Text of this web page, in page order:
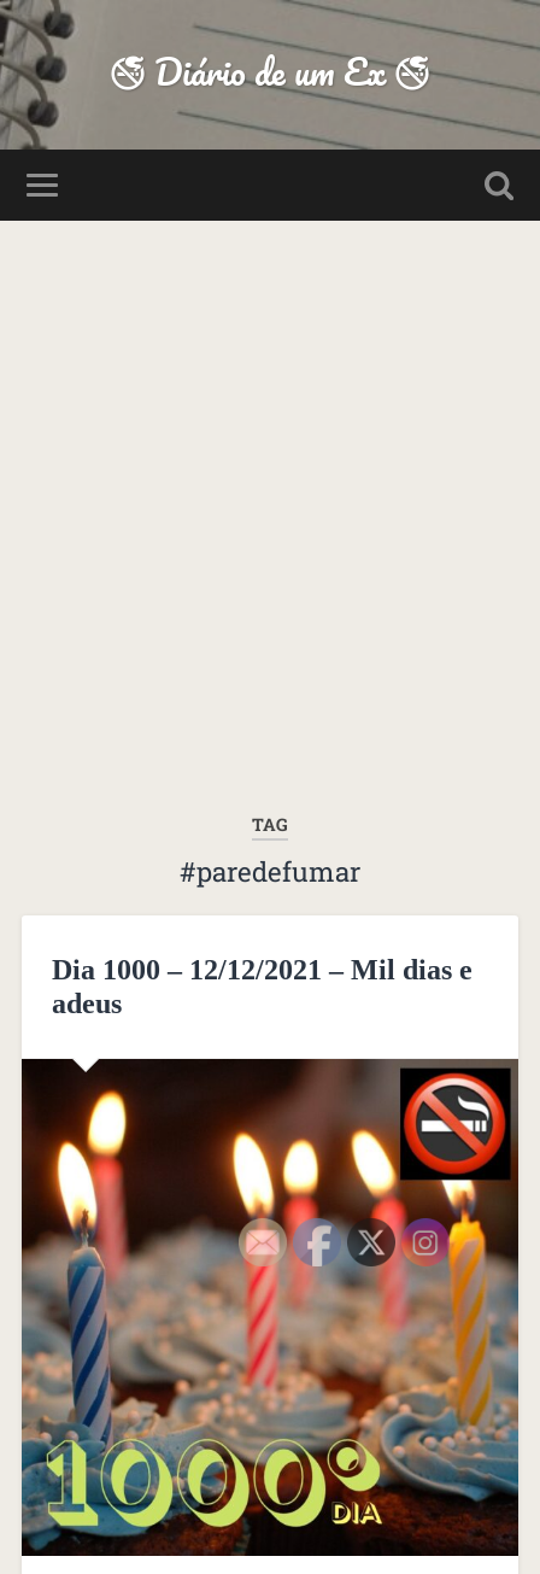
🚭 Diário de um Ex 🚭
TAG
#paredefumar
Dia 1000 – 12/12/2021 – Mil dias e
adeus